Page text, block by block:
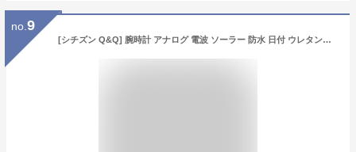
no. 9
[シチズン Q&Q] 腕時計 アナログ 電波 ソーラー 防水 日付 ウレタンベルト MD06-305 メンズ ブラック